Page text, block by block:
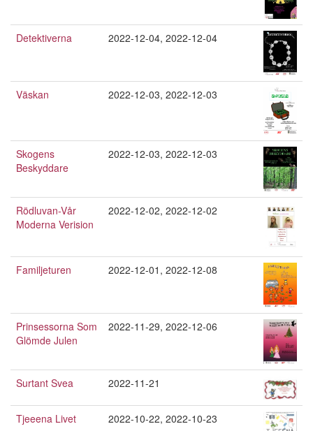
Detektiverna 2022-12-04, 2022-12-04
Väskan 2022-12-03, 2022-12-03
Skogens
Beskyddare
2022-12-03, 2022-12-03
Rödluvan-Vår
Moderna Verision
2022-12-02, 2022-12-02
Familjeturen 2022-12-01 , 2022-12-08
Prinsessorna Som
Glömde Julen
2022-11-29, 2022-12-06
Surtant Svea 2022-11-21
Tjeeena Livet 2022-10-22, 2022-10-23